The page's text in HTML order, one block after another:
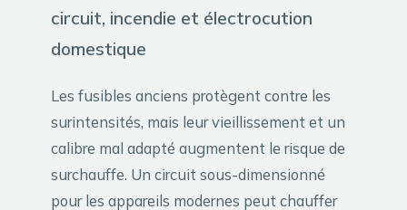
circuit, incendie et électrocution
domestique
Les fusibles anciens protègent contre les
surintensités, mais leur vieillissement et un
calibre mal adapté augmentent le risque de
surchauffe. Un circuit sous-dimensionné
pour les appareils modernes peut chauffer